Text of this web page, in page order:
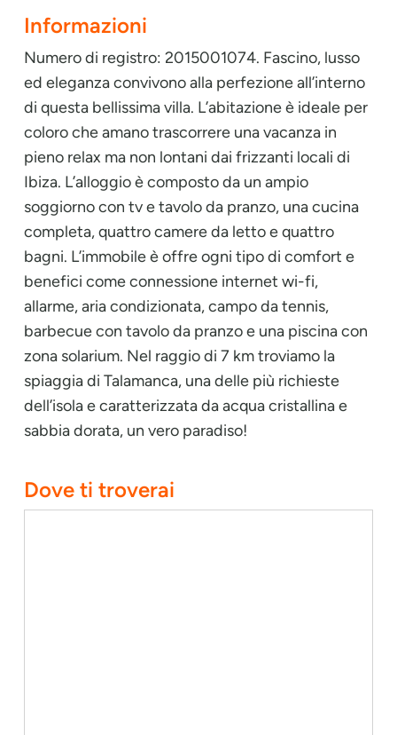
Informazioni
Numero di registro: 2015001074. Fascino, lusso
ed eleganza convivono alla perfezione all’interno
di questa bellissima villa. L’abitazione è ideale per
coloro che amano trascorrere una vacanza in
pieno relax ma non lontani dai frizzanti locali di
Ibiza. L’alloggio è composto da un ampio
soggiorno con tv e tavolo da pranzo, una cucina
completa, quattro camere da letto e quattro
bagni. L’immobile è offre ogni tipo di comfort e
benefici come connessione internet wi-fi,
allarme, aria condizionata, campo da tennis,
barbecue con tavolo da pranzo e una piscina con
zona solarium. Nel raggio di 7 km troviamo la
spiaggia di Talamanca, una delle più richieste
dell’isola e caratterizzata da acqua cristallina e
sabbia dorata, un vero paradiso!
Dove ti troverai